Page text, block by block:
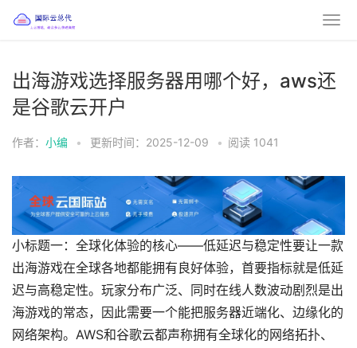
出海游戏选择服务器用哪个好，aws还
是谷歌云开户
作者： 小编 • 更新时间：2025-12-09 • 阅读 1041
小标题一：全球化体验的核心——低延迟与稳定性要让一款
出海游戏在全球各地都能拥有良好体验，首要指标就是低延
迟与高稳定性。玩家分布广泛、同时在线人数波动剧烈是出
海游戏的常态，因此需要一个能把服务器近端化、边缘化的
网络架构。AWS和谷歌云都声称拥有全球化的网络拓扑、